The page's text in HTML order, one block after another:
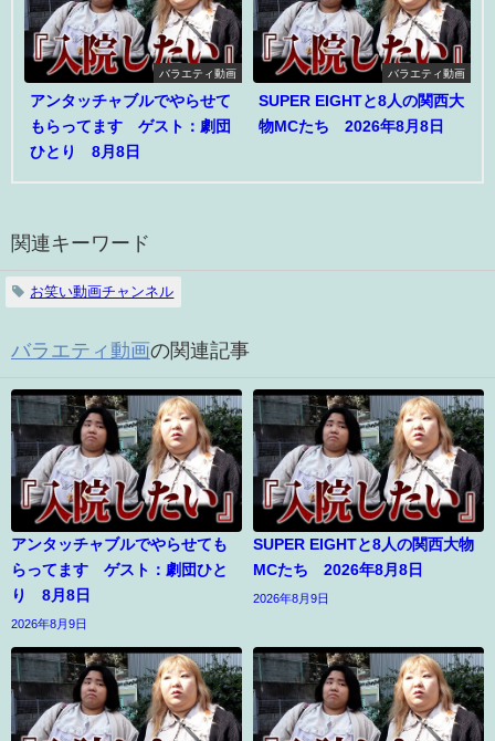
バラエティ動画
アンタッチャブルでやらせて
もらってます ゲスト：劇団
ひとり 8月8日
バラエティ動画
SUPER EIGHTと8人の関西大
物MCたち 2026年8月8日
関連キーワード
お笑い動画チャンネル
バラエティ動画の関連記事
アンタッチャブルでやらせても
らってます ゲスト：劇団ひと
り 8月8日
2026年8月9日
SUPER EIGHTと8人の関西大物
MCたち 2026年8月8日
2026年8月9日